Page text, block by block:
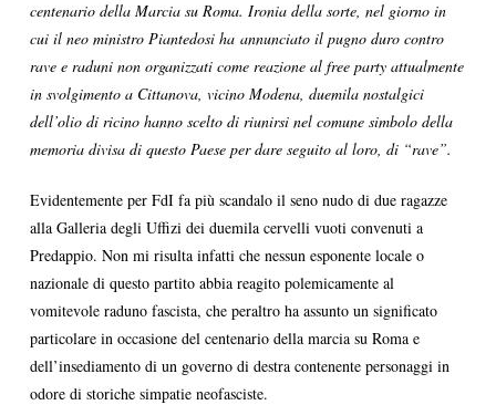
centenario della Marcia su Roma. Ironia della sorte, nel giorno in
cui il neo ministro Piantedosi ha annunciato il pugno duro contro
rave e raduni non organizzati come reazione al free party attualmente
in svolgimento a Cittanova, vicino Modena, duemila nostalgici
dell’olio di ricino hanno scelto di riunirsi nel comune simbolo della
memoria divisa di questo Paese per dare seguito al loro, di “rave”.
Evidentemente per FdI fa più scandalo il seno nudo di due ragazze
alla Galleria degli Uffizi dei duemila cervelli vuoti convenuti a
Predappio. Non mi risulta infatti che nessun esponente locale o
nazionale di questo partito abbia reagito polemicamente al
vomitevole raduno fascista, che peraltro ha assunto un significato
particolare in occasione del centenario della marcia su Roma e
dell’insediamento di un governo di destra contenente personaggi in
odore di storiche simpatie neofasciste.